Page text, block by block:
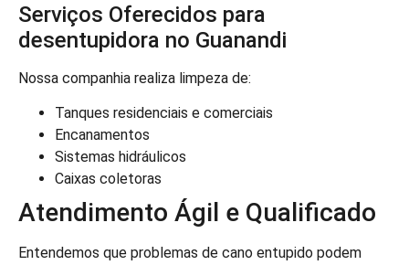
Serviços Oferecidos para
desentupidora no Guanandi
Nossa companhia realiza limpeza de:
Tanques residenciais e comerciais
Encanamentos
Sistemas hidráulicos
Caixas coletoras
Atendimento Ágil e Qualificado
Entendemos que problemas de cano entupido podem